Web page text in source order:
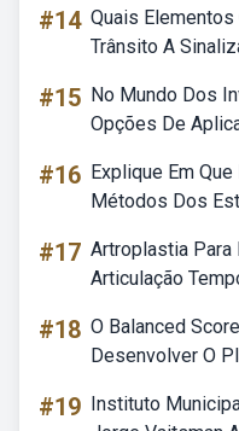
#14 Quais
Trânsito A
#15 No Mundo Dos
Opções De
#16 Explique Em
Métodos Dos
#17 Artroplastia Para
Articulação
#18 O Balanced
Desenvolver O
#19 Instituto